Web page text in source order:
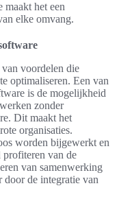
maakt het een
elke omvang.
voordelen die
optimaliseren. Een van
is de mogelijkheid
zonder
Dit maakt het
organisaties.
worden bijgewerkt en
profiteren van de
van samenwerking
door de integratie van